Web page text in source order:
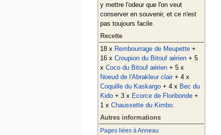
y mettre l'odeur que l'on veut
conserver en souvenir, et ce n'est
pas toujours facile.
Recette
18 x Rembourrage de Meupette+
16 x Croupion du Bitouf aérien+ 5
x Coco du Bitouf aérien+ 5 x
Noeud de l'Abrakleur clair+ 4 x
Coquille du Kaskargo+ 4 x Bec du
Kido+ 3 x Ecorce de Floribonde+
1 x Chaussette du Kimbo.
Autres informations
Pages liées à Anneau